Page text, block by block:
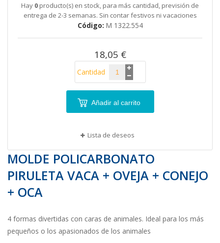
galería
imágenes
Hay 0 producto(s) en stock, para más cantidad, previsión de
entrega de 2-3 semanas. Sin contar festivos ni vacaciones
Código M 1322.554
18,05 €
Cantidad
Añadir al carrito
Lista de deseos
MOLDE POLICARBONATO
PIRULETA VACA + OVEJA + CONEJO
+ OCA
4 formas divertidas con caras de animales. Ideal para los más
pequeños o los apasionados de los animales